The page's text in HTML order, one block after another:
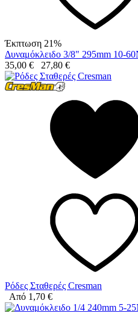
Έκπτωση 21%
Δυναμόκλειδο 3/8" 295mm 10-
35,00 € 27,80 €
Ρόδες Σταθερές Cresman
Από 1,70 €